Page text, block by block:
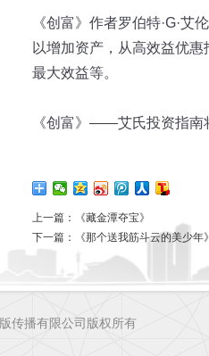
《创富》作者罗伯特·G·
以增加资产，从高效益优
最大效益等。
《创富》——艾氏投资指南
上一篇：
《藏金潭夺宝》
下一篇：
《那个送我筋斗云的美少年
传播有限公司版权所有